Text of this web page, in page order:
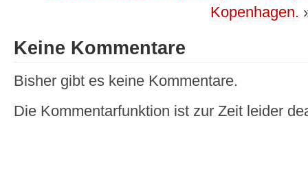
Kopenhagen.
Keine Kommentare
Bisher gibt es keine Kommentare.
Die Kommentarfunktion ist zur Zeit leider